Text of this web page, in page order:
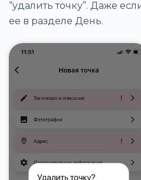
“удалить точку”. Даже
ее в разделе День.